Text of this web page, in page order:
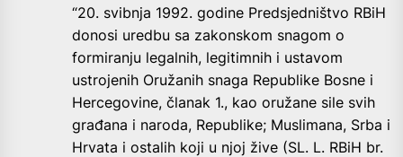
“20. svibnja 1992. godine Predsjedništvo RBiH
donosi uredbu sa zakonskom snagom o
formiranju legalnih, legitimnih i ustavom
ustrojenih Oružanih snaga Republike Bosne i
Hercegovine, članak 1., kao oružane sile svih
građana i naroda, Republike; Muslimana, Srba i
Hrvata i ostalih koji u njoj žive (SL. L. RBiH br.